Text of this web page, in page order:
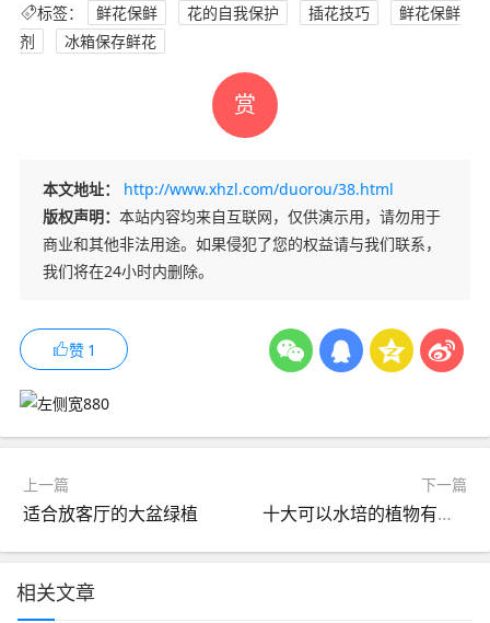
标签： 鲜花保鲜 花的自我保护 插花技巧
鲜花保鲜
剂
冰箱保存鲜花
赏
本文地址：
http://www.xhzl.com/duorou/38.html
版权声明： 本站内容均来自互联网，仅供演示用，请勿用于
商业和其他非法用途。如果侵犯了您的权益请与我们联系，
我们将在24小时内删除。
赞 1
上一篇
适合放客厅的大盆绿植
下一篇
十大可以水培的植物有哪些 盘点十种适合水培的观赏植物
相关文章